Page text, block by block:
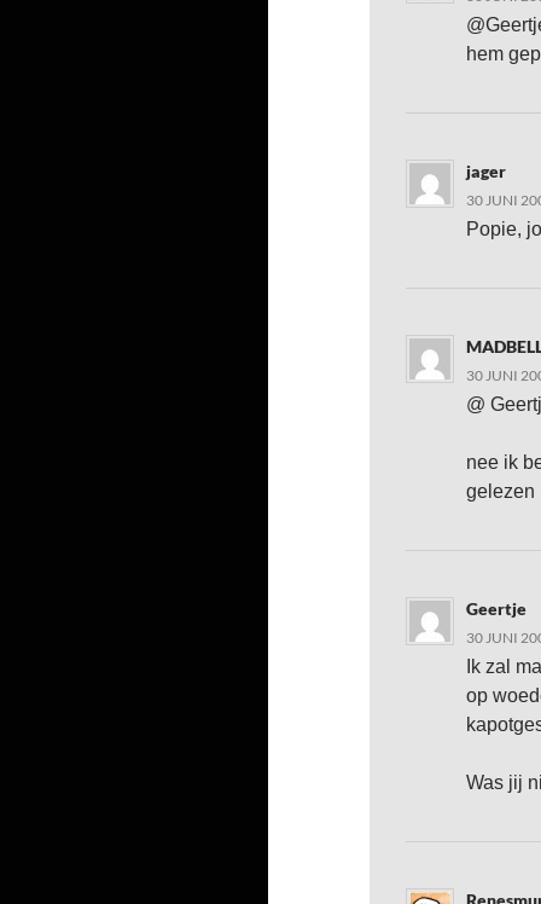
hem
jager
30 JUNI
Popie,
30 JUNI
@
nee ik
gelezen
Geertje
30 JUNI
Ik zal
op
Was jij